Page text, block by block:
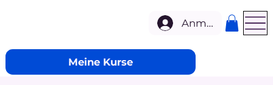
Meine Kurse
Anmelden